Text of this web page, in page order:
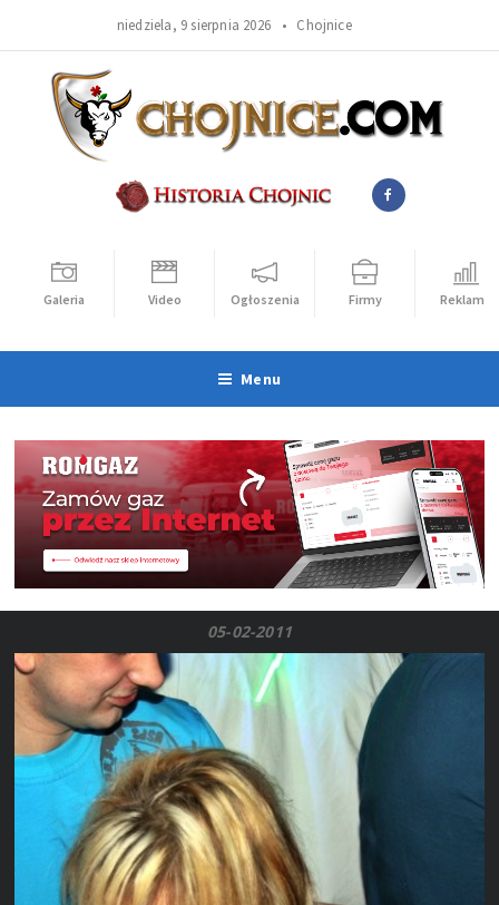
niedziela, 9 sierpnia 2026 • Chojnice
Galeria Video Ogłoszenia Firmy Reklama
Menu
05-02-2011